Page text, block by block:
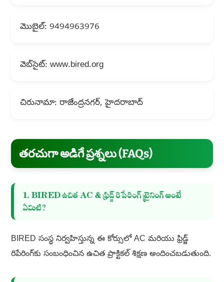
మొబైల్: 9494963976
వెబ్‌సైట్: www.bired.org
చిరునామా: రాజేంద్రనగర్, హైదరాబాద్
తరచుగా అడిగే ప్రశ్నలు (FAQs)
1. BIRED ఉచిత AC & ఫ్రిడ్జ్ రిపేరింగ్ ట్రైనింగ్ అంటే
ఏమిటి?
BIRED సంస్థ నిర్వహిస్తున్న ఈ కోర్సులో AC మరియు ఫ్రిడ్జ్
రిపేరింగ్‌కు సంబంధించిన ఉచిత ప్రాక్టికల్ శిక్షణ అందించబడుతుంది.